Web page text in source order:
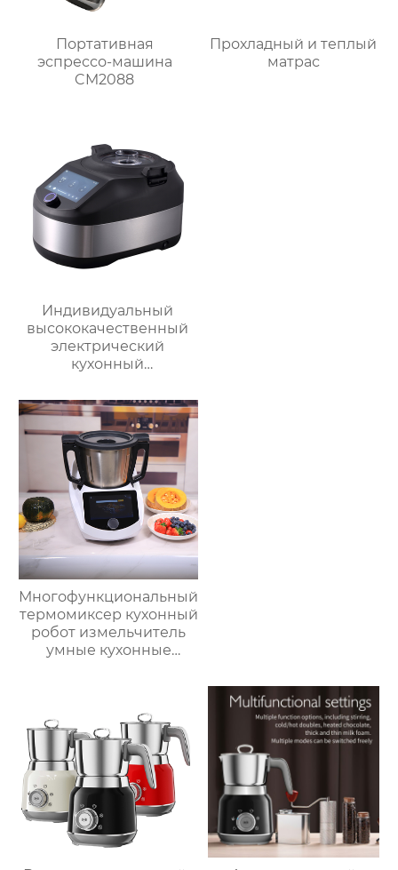
Портативная
эспрессо-машина
CM2088
Прохладный и теплый
матрас
Индивидуальный
высококачественный
электрический
кухонный
робот для
приготовления пищи,
кухонный комбайн,
блендер, тепловизор
Многофункциональный
термомиксер кухонный
робот измельчитель
умные кухонные
мясорубкой и Wi-Fi